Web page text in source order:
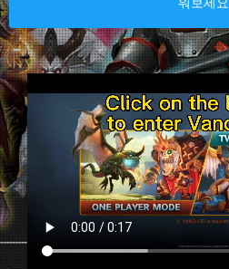
워보세요